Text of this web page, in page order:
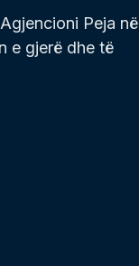
Peja në
e gjerë dhe të